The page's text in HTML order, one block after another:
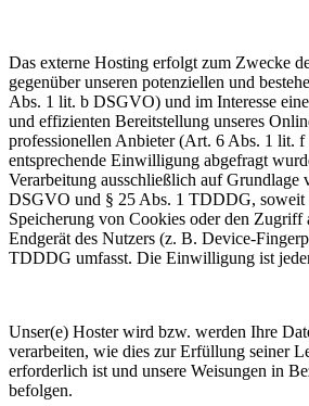
Das externe Hosting erfolgt zum Zwecke
gegenüber unseren potenziellen und
Abs. 1 lit. b DSGVO) und im Interesse
und effizienten Bereitstellung unseres
professionellen Anbieter (Art. 6 Abs. 1 lit.
entsprechende Einwilligung abgefragt
Verarbeitung ausschließlich auf Grundlage
DSGVO und § 25 Abs. 1 TDDDG,
Speicherung von Cookies oder den
Endgerät des Nutzers (z. B. Device-
TDDDG umfasst. Die Einwilligung ist
Unser(e) Hoster wird bzw. werden Ihre
verarbeiten, wie dies zur Erfüllung seiner
erforderlich ist und unsere Weisungen in
befolgen.